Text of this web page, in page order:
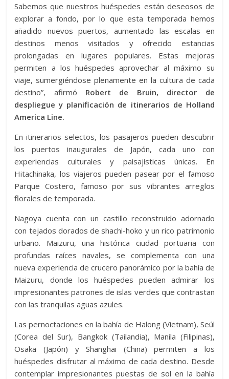
Sabemos que nuestros huéspedes están deseosos de
explorar a fondo, por lo que esta temporada hemos
añadido nuevos puertos, aumentado las escalas en
destinos menos visitados y ofrecido estancias
prolongadas en lugares populares. Estas mejoras
permiten a los huéspedes aprovechar al máximo su
viaje, sumergiéndose plenamente en la cultura de cada
destino”, afirmó Robert de Bruin, director de
despliegue y planificación de itinerarios de Holland
America Line.
En itinerarios selectos, los pasajeros pueden descubrir
los puertos inaugurales de Japón, cada uno con
experiencias culturales y paisajísticas únicas. En
Hitachinaka, los viajeros pueden pasear por el famoso
Parque Costero, famoso por sus vibrantes arreglos
florales de temporada.
Nagoya cuenta con un castillo reconstruido adornado
con tejados dorados de shachi-hoko y un rico patrimonio
urbano. Maizuru, una histórica ciudad portuaria con
profundas raíces navales, se complementa con una
nueva experiencia de crucero panorámico por la bahía de
Maizuru, donde los huéspedes pueden admirar los
impresionantes patrones de islas verdes que contrastan
con las tranquilas aguas azules.
Las pernoctaciones en la bahía de Halong (Vietnam), Seúl
(Corea del Sur), Bangkok (Tailandia), Manila (Filipinas),
Osaka (Japón) y Shanghai (China) permiten a los
huéspedes disfrutar al máximo de cada destino. Desde
contemplar impresionantes puestas de sol en la bahía